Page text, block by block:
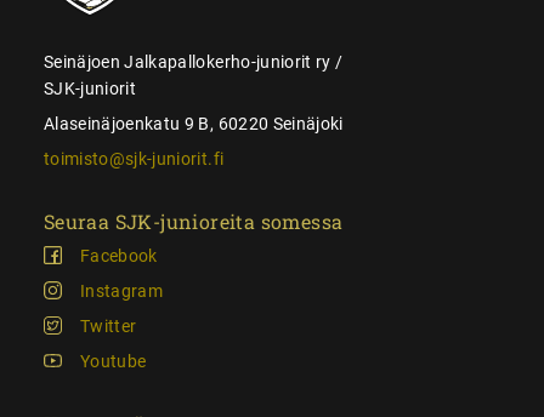
Seinäjoen Jalkapallokerho-juniorit ry /
SJK-juniorit
Alaseinäjoenkatu 9 B, 60220 Seinäjoki
toimisto@sjk-juniorit.fi
Seuraa SJK-junioreita somessa
Facebook
Instagram
Twitter
Youtube